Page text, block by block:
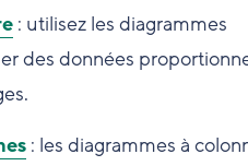
: utilisez les diagrammes
des données
: les diagrammes à